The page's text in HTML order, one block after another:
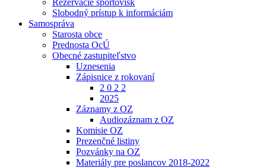
Rezervácie športovísk
Slobodný prístup k informáciám
Samospráva
Starosta obce
Prednosta OcÚ
Obecné zastupiteľstvo
Uznesenia
Zápisnice z rokovaní
2 0 2 2
2025
Záznamy z OZ
Audiozáznam z OZ
Komisie OZ
Prezenčné listiny
Pozvánky na OZ
Materiály pre poslancov 2018-2022